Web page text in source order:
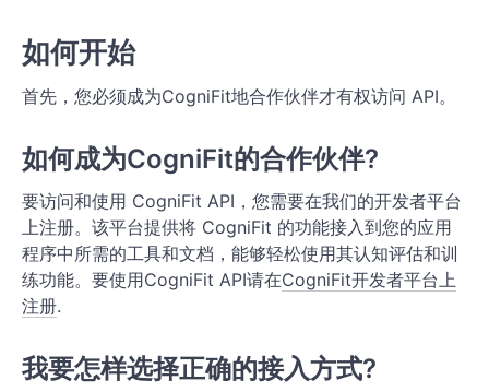
REFERENCE
健康检查
用户管理
认知技能
认知评估
大脑训练程序
如何开始
首先，您必须成为CogniFit地合作伙伴才有权访问 API。
如何成为CogniFit的合作伙伴?
要访问和使用 CogniFit API，您需要在我们的开发者平台
上注册。该平台提供将 CogniFit 的功能接入到您的应用
程序中所需的工具和文档，能够轻松使用其认知评估和训
练功能。要使用CogniFit API请在CogniFit开发者平台上
注册.
我要怎样选择正确的接入方式?